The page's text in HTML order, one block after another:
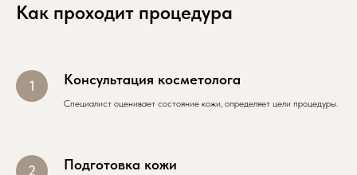
Как проходит процедура
Консультация косметолога
Cпециалист оценивает состояние кожи, определяет цели процедуры.
Подготовка кожи